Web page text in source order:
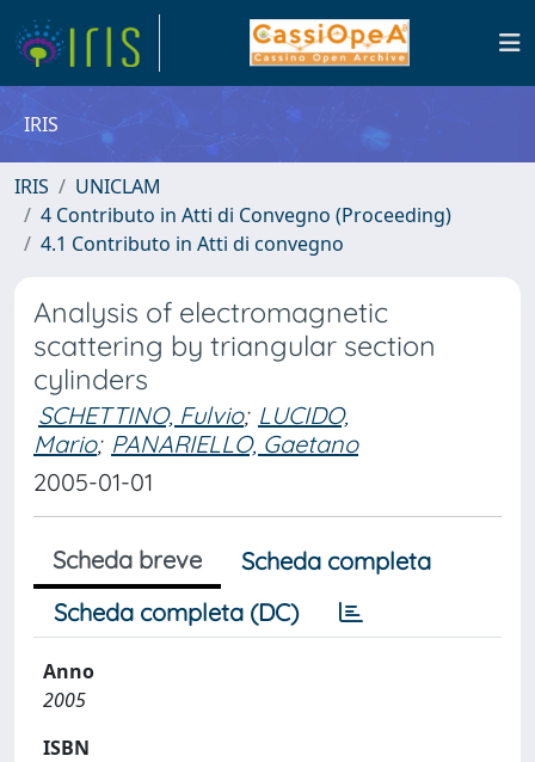
IRIS
IRIS
UNICLAM
4 Contributo in Atti di Convegno (Proceeding)
4.1 Contributo in Atti di convegno
Analysis of electromagnetic
scattering by triangular section
cylinders
SCHETTINO, Fulvio; LUCIDO,
Mario; PANARIELLO, Gaetano
2005-01-01
Scheda breve
Scheda completa
Scheda completa (DC)
Anno
2005
ISBN